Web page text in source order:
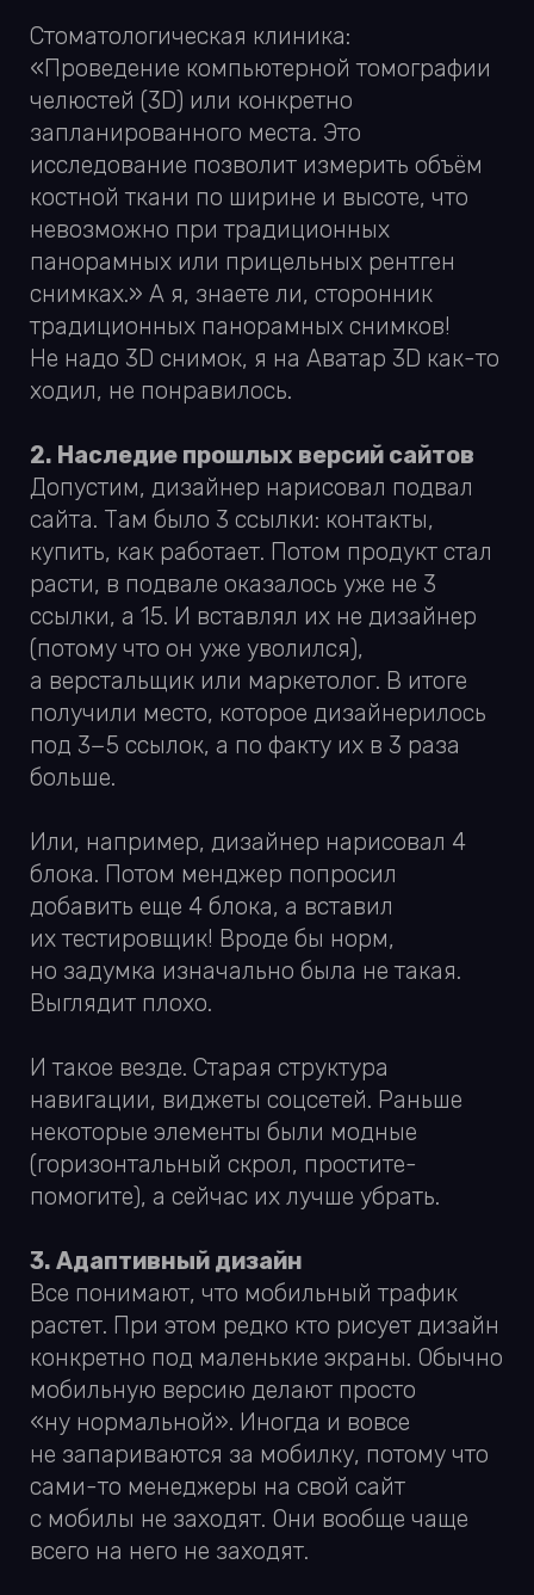
2. Наследие прошлых версий сайтов
Допустим, дизайнер нарисовал подвал
сайта. Там было 3 ссылки: контакты,
купить, как работает. Потом продукт стал
расти, в подвале оказалось уже не 3
ссылки, а 15. И вставлял их не дизайнер
(потому что он уже уволился),
а верстальщик или маркетолог. В итоге
получили место, которое дизайнерилось
под 3−5 ссылок, а по факту их в 3 раза
больше.
блока. Потом менджер попросил
их тестировщик! Вроде бы норм,
но задумка изначально была не такая.
Выглядит плохо.
И такое везде. Старая структура
навигации, виджеты соцсетей. Раньше
некоторые элементы были модные
(горизонтальный скрол, простите-
помогите), а сейчас их лучше убрать.
3. Адаптивный дизайн
Все понимают, что мобильный трафик
растет. При этом редко кто рисует дизайн
«ну нормальной». Иногда и вовсе
не запариваются за мобилку, потому что
сами-то менеджеры на свой сайт
с мобилы не заходят. Они вообще чаще
всего на него не заходят.
4. Перебарщивание с виджетами
Только зашел на сайт, провел на нем три
милисекундочки, и тут же врывается
окно: я вижу что тебе нравится на нашем
сайте. А давай я прям щас перезвоню?!
Или изучаешь сайт, а со всех сторон
всплывает виджет чата и орёт: НОПИШИ
САЙТ ПРОСТО НОПЕШИ. Ты пишешь,
а тебе никто не отвечает, потому что
на этот виджет хер положен. Ну или
виджет просит оставить почту, потому
что все операторы умерли.
Список продолжать можно долго, говнецо
на сайтах копится всегда. Внутри плохие
места не видно, а со стороны — очень
Проверять продукты надо постоянно.